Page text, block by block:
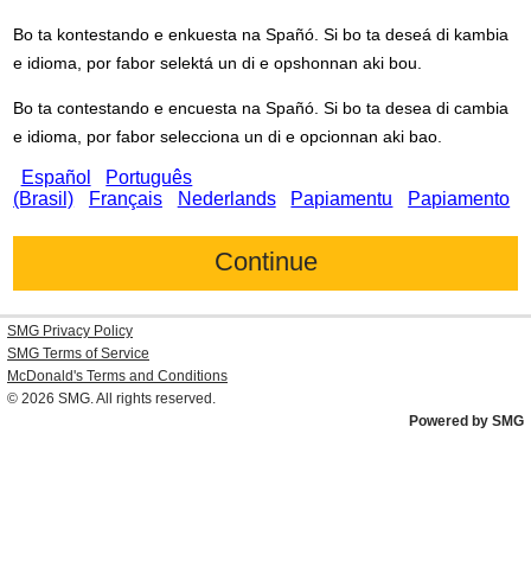
Bo ta kontestando e enkuesta na Spañó. Si bo ta deseá di kambia
e idioma, por fabor selektá un di e opshonnan aki bou.
Bo ta contestando e encuesta na Spañó. Si bo ta desea di cambia
e idioma, por fabor selecciona un di e opcionnan aki bao.
Español
Português
(Brasil)
Français Nederlands Papiamentu Papiamento
SMG Privacy Policy
SMG Terms of Service
McDonald's Terms and Conditions
© 2026 SMG . All rights reserved.
Powered by SMG